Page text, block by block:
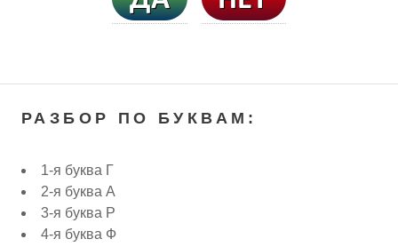
РАЗБОР ПО БУКВАМ:
1-я буква Г
2-я буква А
3-я буква Р
4-я буква Ф